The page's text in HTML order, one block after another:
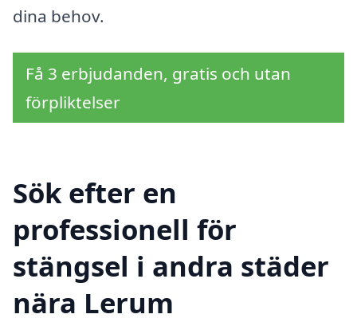
dina behov.
Få 3 erbjudanden, gratis och utan
förpliktelser
Sök efter en
professionell för
stängsel i andra städer
nära Lerum